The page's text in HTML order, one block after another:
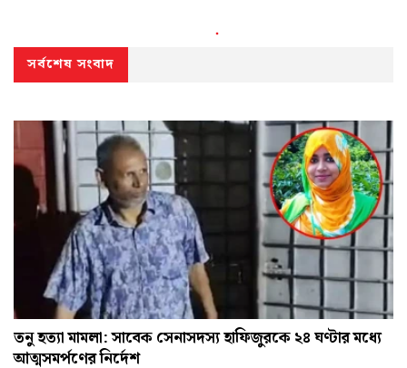
সর্বশেষ সংবাদ
তনু হত্যা মামলা: সাবেক সেনাসদস্য হাফিজুরকে ২৪ ঘণ্টার মধ্যে
আত্মসমর্পণের নির্দেশ